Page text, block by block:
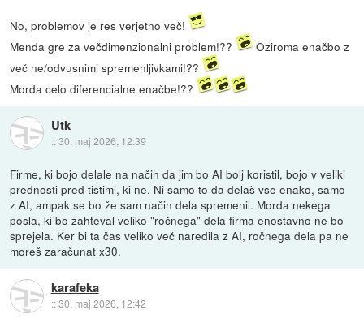
No, problemov je res verjetno več!
Menda gre za večdimenzionalni problem!??
Oziroma enačbo z
več ne/odvusnimi spremenljivkami!??
Morda celo diferencialne enačbe!??
Utk
::30. maj 2026, 12:39
Firme, ki bojo delale na način da jim bo AI bolj koristil, bojo v veliki
prednosti pred tistimi, ki ne. Ni samo to da delaš vse enako, samo
z AI, ampak se bo že sam način dela spremenil. Morda nekega
posla, ki bo zahteval veliko "ročnega" dela firma enostavno ne bo
sprejela. Ker bi ta čas veliko več naredila z AI, ročnega dela pa ne
moreš zaračunat x30.
karafeka
::30. maj 2026, 12:42